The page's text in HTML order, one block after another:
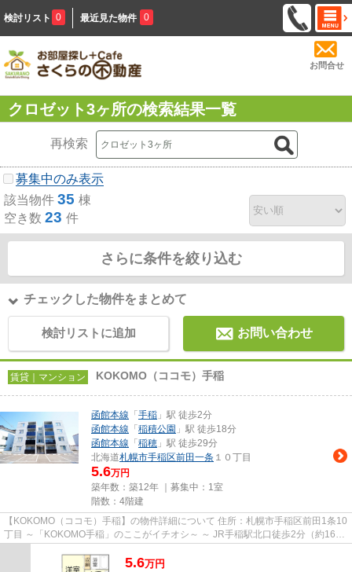
検討リスト 0 最近見た物件 0
お問合せ
クロゼット3ヶ所の検索結果一覧
再検索
募集中のみ表示
該当物件 35 棟
空き数 23 件
さらに条件を絞り込む
チェックした物件をまとめて
検討リストに追加 お問い合わせ
賃貸｜マンション KOKOMO（ココモ）手稲
函館本線 「 手稲 」駅 徒歩2分
函館本線 「 稲積公園 」駅 徒歩18分
函館本線 「 稲穂 」駅 徒歩29分
北海道札幌市手稲区前田一条 １０丁目
5.6万円
築年数：築12年 ｜募集中： 1室
階数：4階建
【KOKOMO（ココモ）手稲】の物件詳細について 住所：札幌市手稲区前田1条10
丁目 ～「KOKOMO手稲」のここがイチオシ～ ～ JR手稲駅北口徒歩2分（約160
5.6万円